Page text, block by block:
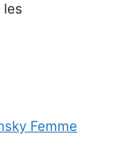
les
Femme